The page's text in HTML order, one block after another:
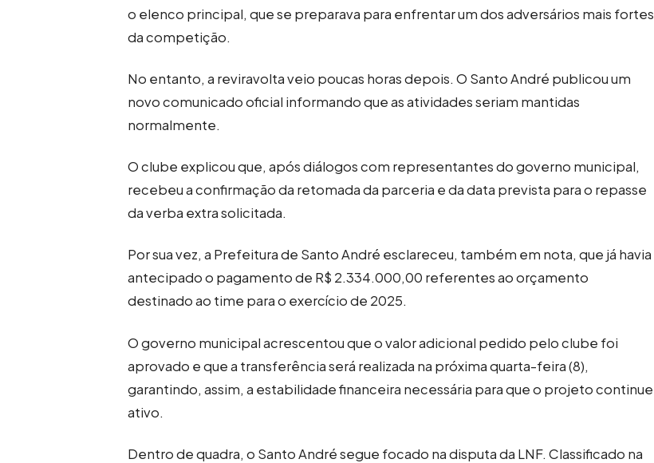
o elenco principal, que se preparava para enfrentar um dos adversários mais fortes
da competição.
No entanto, a reviravolta veio poucas horas depois. O Santo André publicou um
novo comunicado oficial informando que as atividades seriam mantidas
normalmente.
O clube explicou que, após diálogos com representantes do governo municipal,
recebeu a confirmação da retomada da parceria e da data prevista para o repasse
da verba extra solicitada.
Por sua vez, a Prefeitura de Santo André esclareceu, também em nota, que já havia
antecipado o pagamento de R$ 2.334.000,00 referentes ao orçamento
destinado ao time para o exercício de 2025.
O governo municipal acrescentou que o valor adicional pedido pelo clube foi
aprovado e que a transferência será realizada na próxima quarta-feira (8),
garantindo, assim, a estabilidade financeira necessária para que o projeto continue
ativo.
Dentro de quadra, o Santo André segue focado na disputa da LNF. Classificado na